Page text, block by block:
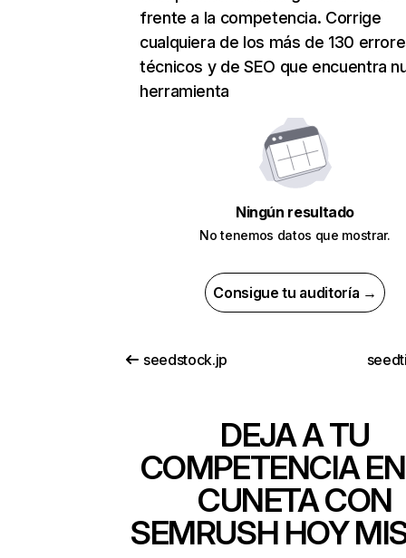
frente a la competencia. Corrige
cualquiera de los más de 130
técnicos y de SEO que encuentra
herramienta
Ningún resultado
No tenemos datos que mostrar.
Consigue tu auditoría →
seedstock.jp
DEJA A TU
COMPETENCIA
CUNETA CON
SEMRUSH HOY